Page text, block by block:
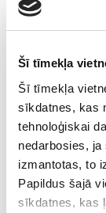
Šī tīmekļa
Šī tīmekļa
sīkdatnes, kas
tehnoloģiskai
nedarbosies,
izmantotas, to
Papildus šajā
sīkdatnes, kas
FID stiprina
vidi un ar
legalizēšanu
24.02.2025